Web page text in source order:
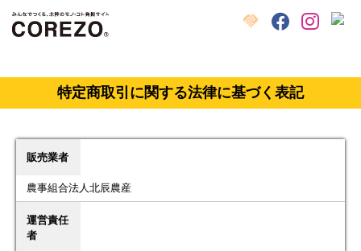
クラウドファンディング
FacebookInstagram
X
特定商取引に関する法律に基づく表記
販売業者
農事組合法人北辰農産
運営責任
者